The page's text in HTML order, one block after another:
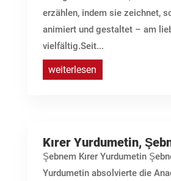
erzählen, indem sie zeichnet,
animiert und gestaltet – am
vielfältig.Seit...
weiterlesen
Kırer Yurdumetin,
Şebnem Kırer Yurdumetin
Yurdumetin absolvierte die